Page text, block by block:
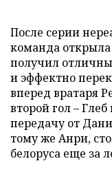
После серии
команда
получил
и эффектно
вперед вратаря
второй гол –
передачу от
тому же Анри,
белоруса еще за